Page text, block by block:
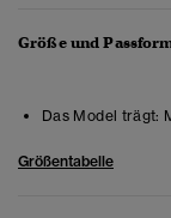
Größe und
Das Model trägt:
Größentabelle